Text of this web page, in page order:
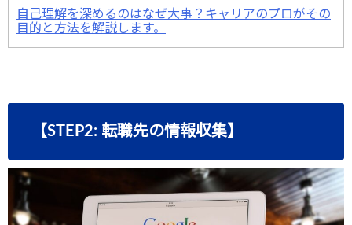
自己理解を深めるのはなぜ大事？キャリアのプロがその
目的と方法を解説します。
【STEP2: 転職先の情報収集】